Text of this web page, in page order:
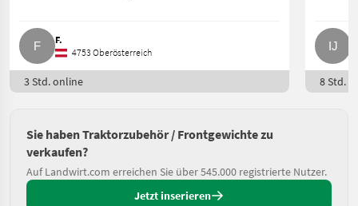
F.
4753 Oberösterreich
3 Std. online 8 Std.
Sie haben Traktorzubehör / Frontgewichte zu
verkaufen?
Auf Landwirt.com erreichen Sie über 545.000 registrierte Nutzer.
Jetzt inserieren